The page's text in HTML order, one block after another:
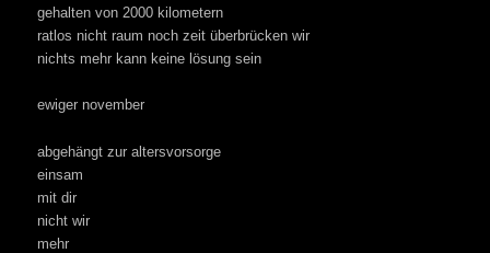
gehalten von 2000 kilometern
ratlos nicht raum noch zeit überbrücken wir
nichts mehr kann keine lösung sein
ewiger november
abgehängt zur altersvorsorge
einsam
mit dir
nicht wir
mehr